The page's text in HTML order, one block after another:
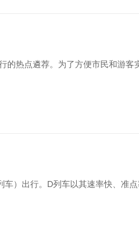
热点遴荐。为了方便市民和游
）出行。D列车以其速率快、准